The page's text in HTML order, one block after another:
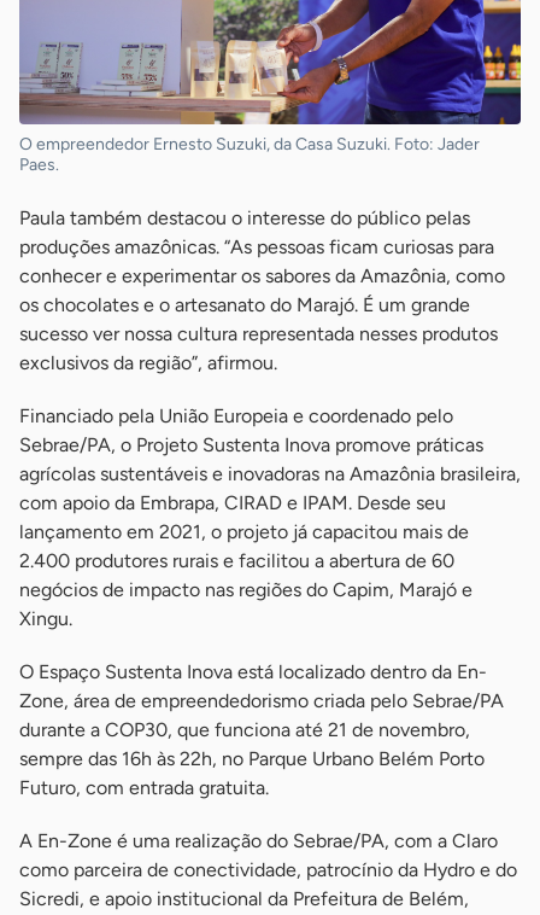
O empreendedor Ernesto Suzuki, da Casa Suzuki. Foto: Jader
Paes.
Paula também destacou o interesse do público pelas
produções amazônicas. “As pessoas ficam curiosas para
conhecer e experimentar os sabores da Amazônia, como
os chocolates e o artesanato do Marajó. É um grande
sucesso ver nossa cultura representada nesses produtos
exclusivos da região”, afirmou.
Financiado pela União Europeia e coordenado pelo
Sebrae/PA, o Projeto Sustenta Inova promove práticas
agrícolas sustentáveis e inovadoras na Amazônia brasileira,
com apoio da Embrapa, CIRAD e IPAM. Desde seu
lançamento em 2021, o projeto já capacitou mais de
2.400 produtores rurais e facilitou a abertura de 60
negócios de impacto nas regiões do Capim, Marajó e
Xingu.
O Espaço Sustenta Inova está localizado dentro da En-
Zone, área de empreendedorismo criada pelo Sebrae/PA
durante a COP30, que funciona até 21 de novembro,
sempre das 16h às 22h, no Parque Urbano Belém Porto
Futuro, com entrada gratuita.
A En-Zone é uma realização do Sebrae/PA, com a Claro
como parceira de conectividade, patrocínio da Hydro e do
Sicredi, e apoio institucional da Prefeitura de Belém,